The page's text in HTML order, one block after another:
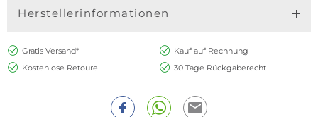
Herstellerinformationen
Gratis Versand*
Kauf auf Rechnung
Kostenlose Retoure
30 Tage Rückgaberecht